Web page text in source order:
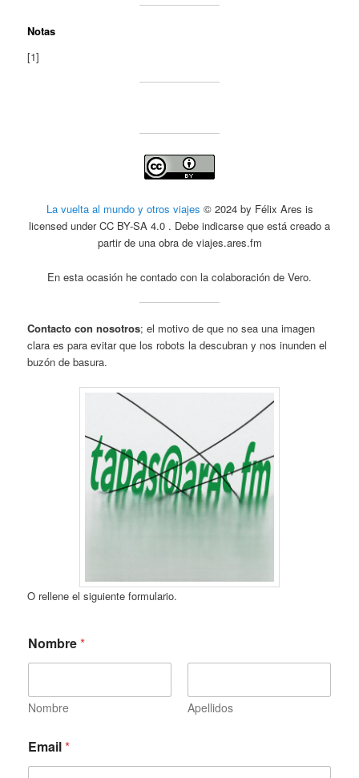
Notas
[1]
La vuelta al mundo y otros viajes © 2024 by Félix Ares is
licensed under CC BY-SA 4.0 . Debe indicarse que está creado a
partir de una obra de viajes.ares.fm
En esta ocasión he contado con la colaboración de Vero.
Contacto con nosotros; el motivo de que no sea una imagen
clara es para evitar que los robots la descubran y nos inunden el
buzón de basura.
O rellene el siguiente formulario.
q
u
E
s
r
i
b
Nombre*
Nombre Apellidos
Email*